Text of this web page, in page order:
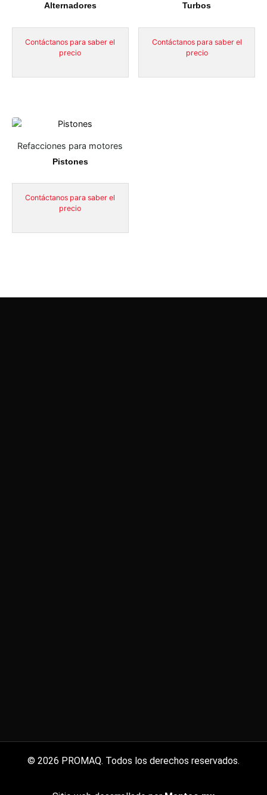
Alternadores
Contáctanos para saber el
precio
Turbos
Contáctanos para saber el
precio
Refacciones para motores
Pistones
Contáctanos para saber el
precio
© 2026 PROMAQ. Todos los derechos reservados.